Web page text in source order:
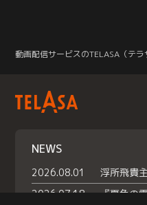
動画配信サービスのTELASA（テラ
NEWS
2026.08.01
2026.07.18